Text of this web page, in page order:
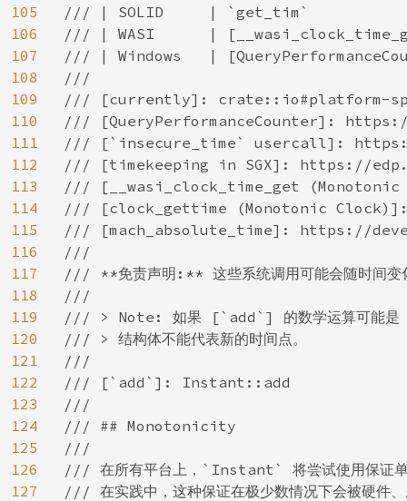
105
106
107
108
109
110
111
112
113
114
115
116
117
118
119
120
121
122
123
124
125
126
127
/// | SOLID     | `get_tim`
/// | WASI      |
/// | Windows   |
///
/// [currently]: crate::io#platform-
/// [QueryPerformanceCounter]:
/// [`insecure_time` usercall]: https://
/// [timekeeping in SGX]: https://
/// [__wasi_clock_time_get (Monotonic
/// [clock_gettime (Monotonic
/// [mach_absolute_time]: https://
///
/// **免责声明:** 这些系统调用可能会随时间变
///
/// > Note: 如果 [`add`] 的数学运算可能
/// > 结构体不能代表新的时间点。
///
/// [`add`]: Instant::add
///
/// ## Monotonicity
///
/// 在所有平台上，`Instant` 将尝试使用保证
/// 在实践中，这种保证在极少数情况下会被硬件、